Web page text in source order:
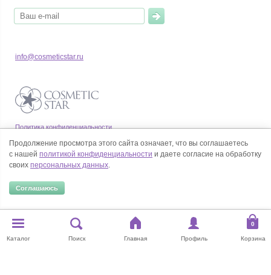
Политика конфиденциальности
Согласие на обработку персональных данных
info@cosmeticstar.ru
© Все права на товарные знаки принадлежат их законным владельцам.
Каталог Поиск Главная Профиль Корзина
Продолжение просмотра этого сайта означает, что вы соглашаетесь
с нашей политикой конфиденциальности и даете согласие на обработку
своих персональных данных.
Соглашаюсь